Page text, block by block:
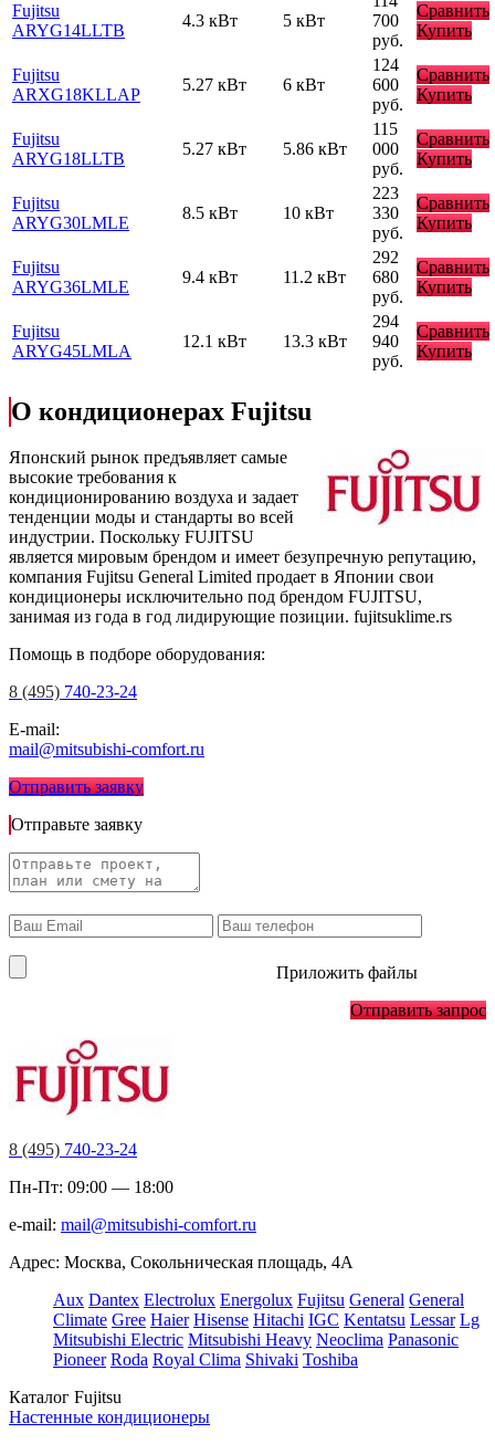
Fujitsu
ARYG14LLTB
4.3 кВт 5 кВт
700
руб.
Сравнить
Купить
Fujitsu
ARXG18KLLAP
5.27 кВт 6 кВт
124
600
руб.
Сравнить
Купить
Fujitsu
ARYG18LLTB
5.27 кВт 5.86 кВт
115
000
руб.
Сравнить
Купить
Fujitsu
ARYG30LMLE
8.5 кВт 10 кВт
223
330
руб.
Сравнить
Купить
Fujitsu
ARYG36LMLE
9.4 кВт 11.2 кВт
292
680
руб.
Сравнить
Купить
Fujitsu
ARYG45LMLA
12.1 кВт 13.3 кВт
294
940
руб.
Сравнить
Купить
О кондиционерах Fujitsu
Японский рынок предъявляет самые
высокие требования к
кондиционированию воздуха и задает
тенденции моды и стандарты во всей
индустрии. Поскольку FUJITSU
является мировым брендом и имеет безупречную репутацию,
компания Fujitsu General Limited продает в Японии свои
кондиционеры исключительно под брендом FUJITSU,
занимая из года в год лидирующие позиции. fujitsuklime.rs
Помощь в подборе оборудования:
8 (495) 740-23-24
E-mail:
mail@mitsubishi-comfort.ru
Отправить заявку
Отправьте заявку
Приложить файлы
Отправить запрос
8 (495) 740-23-24
Пн-Пт: 09:00 — 18:00
e-mail: mail@mitsubishi-comfort.ru
Адрес: Москва, Сокольническая площадь, 4А
Aux Dantex Electrolux Energolux Fujitsu General General
Climate Gree Haier Hisense Hitachi IGC Kentatsu Lessar Lg
Mitsubishi Electric Mitsubishi Heavy Neoclima Panasonic
Pioneer Roda Royal Clima Shivaki Toshiba
Каталог Fujitsu
Настенные кондиционеры